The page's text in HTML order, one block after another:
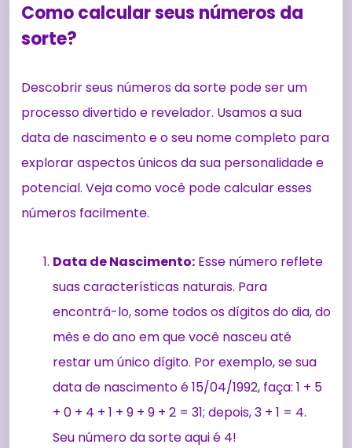
Como calcular seus números da
sorte?
Descobrir seus números da sorte pode ser um
processo divertido e revelador. Usamos a sua
data de nascimento e o seu nome completo para
explorar aspectos únicos da sua personalidade e
potencial. Veja como você pode calcular esses
números facilmente.
Data de Nascimento: Esse número reflete
suas características naturais. Para
encontrá-lo, some todos os dígitos do dia, do
mês e do ano em que você nasceu até
restar um único dígito. Por exemplo, se sua
data de nascimento é 15/04/1992, faça: 1 + 5
+ 0 + 4 + 1 + 9 + 9 + 2 = 31; depois, 3 + 1 = 4.
Seu número da sorte aqui é 4!